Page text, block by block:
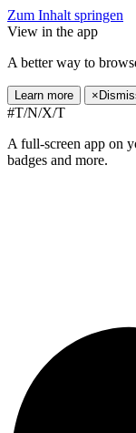
Zum Inhalt springen
View in the app
A better way to
Learn more ×
#T/N/X/T
A full-screen app on
badges and more.